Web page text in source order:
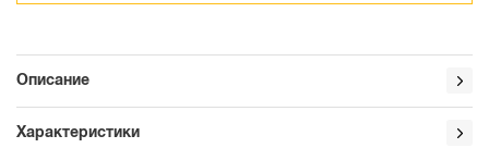
Описание
Характеристики